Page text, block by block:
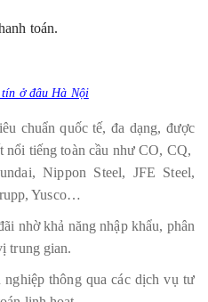
toán.
ở đâu Hà Nội
chuẩn quốc tế, đa dạng, được
nổi tiếng toàn cầu như CO, CQ,
Nippon Steel, JFE Steel,
Yusco…
nhờ khả năng nhập khẩu, phân
trung gian.
thông qua các dịch vụ tư